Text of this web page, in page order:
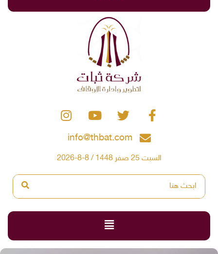
info@thbat.com
السبت 25 صفر 1448 / 8-8-2026